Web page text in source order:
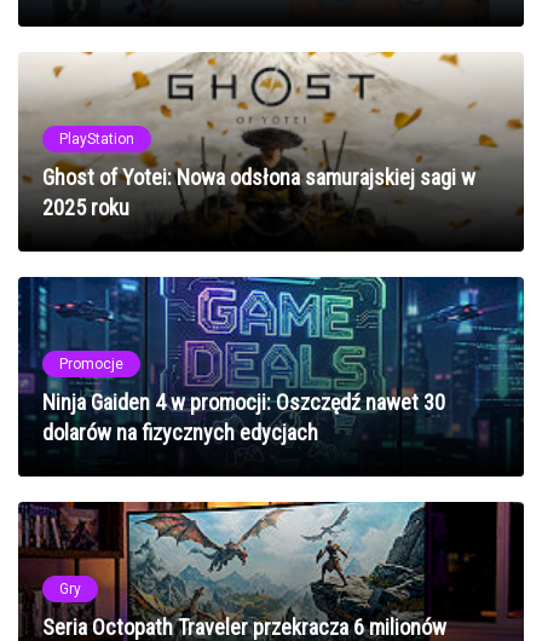
PlayStation
Ghost of Yotei: Nowa odsłona samurajskiej sagi w
2025 roku
Promocje
Ninja Gaiden 4 w promocji: Oszczędź nawet 30
dolarów na fizycznych edycjach
Gry
Seria Octopath Traveler przekracza 6 milionów